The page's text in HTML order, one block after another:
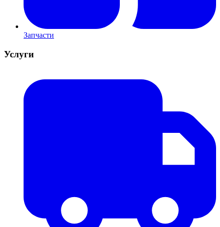
Запчасти
Услуги